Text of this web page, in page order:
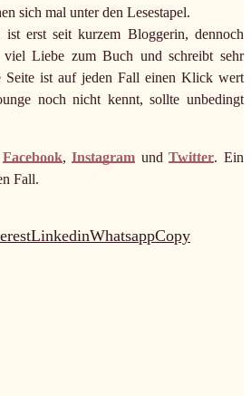
sich mal unter den Lesestapel.
ist erst seit kurzem Bloggerin, dennoch
Liebe zum Buch und schreibt sehr
Seite ist auf jeden Fall einen Klick wert
noch nicht kennt, sollte unbedingt
Facebook,Instagram undTwitter. Ein
Fall.
LinkedinWhatsappCopy